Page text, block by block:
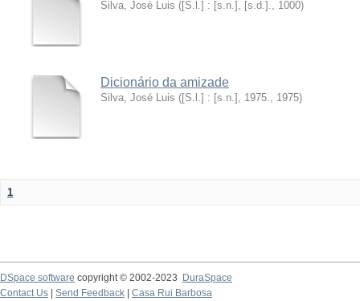
Silva, José Luis ([S.l.] : [s.n.], [s.d.]., 1000)
Dicionário da amizade
Silva, José Luis ([S.l.] : [s.n.], 1975., 1975)
1
DSpace software copyright © 2002-2023
DuraSpace
Contact Us
Send Feedback Casa Rui Barbosa